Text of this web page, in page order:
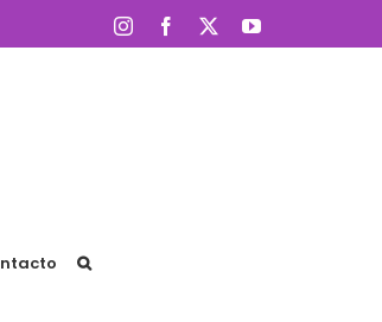
InstagramFacebook YouTube